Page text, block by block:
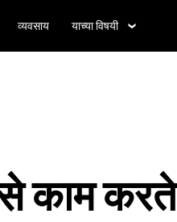
व्यवसाय याच्या विषय‍ी
काम करते